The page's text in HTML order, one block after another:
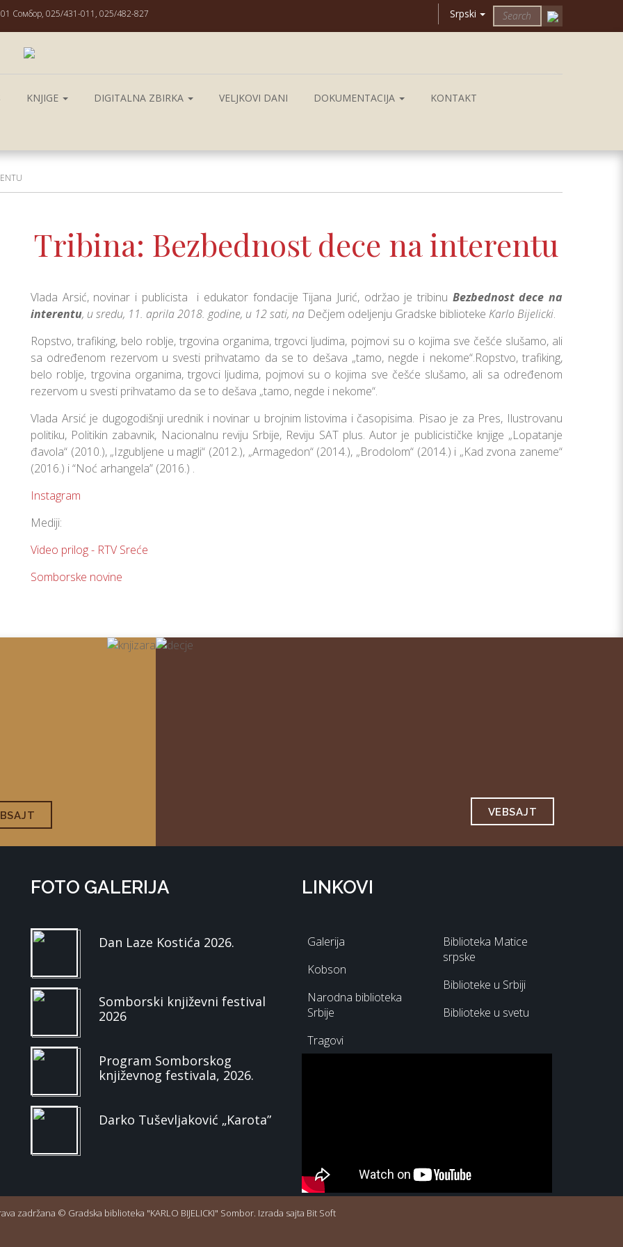
Сомбор, 025/431-011, 025/482-827 Srpski
KNJIGE DIGITALNA ZBIRKA VELJKOVI DANI DOKUMENTACIJA KONTAKT
Tribina: Bezbednost dece na interentu
Vlada Arsić, novinar i publicista i edukator fondacije Tijana Jurić, održao je tribinu Bezbednost dece na
interentu, u sredu, 11. aprila 2018. godine, u 12 sati, na Dečjem odeljenju Gradske biblioteke Karlo Bijelicki.
Ropstvo, trafiking, belo roblje, trgovina organima, trgovci ljudima, pojmovi su o kojima sve češće slušamo, ali
sa određenom rezervom u svesti prihvatamo da se to dešava „tamo, negde i nekome“.Ropstvo, trafiking,
belo roblje, trgovina organima, trgovci ljudima, pojmovi su o kojima sve češće slušamo, ali sa određenom
rezervom u svesti prihvatamo da se to dešava „tamo, negde i nekome“.
Vlada Arsić je dugogodišnji urednik i novinar u brojnim listovima i časopisima. Pisao je za Pres, Ilustrovanu
politiku, Politikin zabavnik, Nacionalnu reviju Srbije, Reviju SAT plus. Autor je publicističke knjige „Lopatanje
đavola“ (2010.), „Izgubljene u magli“ (2012.), „Armagedon“ (2014.), „Brodolom“ (2014.) i „Kad zvona zaneme“
(2016.) i “Noć arhangela” (2016.) .
Instagram
Mediji:
Video prilog - RTV Sreće
Somborske novine
VEBSAJT
FOTO GALERIJA
Dan Laze Kostića 2026.
Somborski književni festival
2026
Program Somborskog
književnog festivala, 2026.
Darko Tuševljaković „Karota”
LINKOVI
Galerija
Kobson
Narodna biblioteka
Srbije
Tragovi
Biblioteka Matice
srpske
Biblioteke u Srbiji
Biblioteke u svetu
zadržana © Gradska biblioteka "KARLO BIJELICKI" Sombor. Izrada sajta Bit Soft